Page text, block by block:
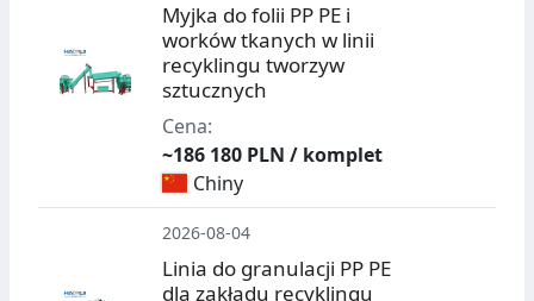
Myjka do folii PP PE i
worków tkanych w linii
recyklingu tworzyw
sztucznych
Cena:
~186 180 PLN / komplet
Chiny
2026-08-04
Linia do granulacji PP PE
dla zakładu recyklingu